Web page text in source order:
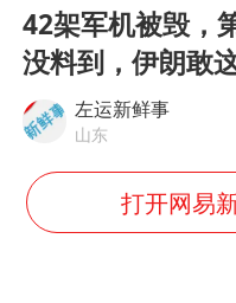
白
杭
42架军机被毁，
没料到，伊朗敢
左运新鲜事
山东
打开网易